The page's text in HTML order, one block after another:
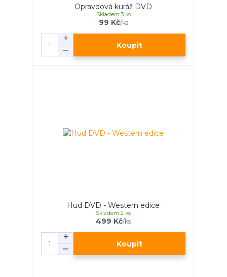
Opravdová kuráž DVD
99 Kč/ks
Skladem 3 ks
Koupit
Hud DVD - Western edice
499 Kč/ks
Skladem 2 ks
Koupit